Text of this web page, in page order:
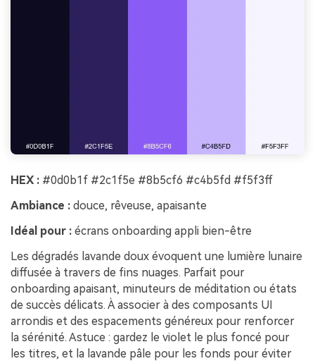
HEX : #0d0b1f #2c1f5e #8b5cf6 #c4b5fd #f5f3ff
Ambiance : douce, rêveuse, apaisante
Idéal pour : écrans onboarding appli bien-être
Les dégradés lavande doux évoquent une lumière lunaire
diffusée à travers de fins nuages. Parfait pour
onboarding apaisant, minuteurs de méditation ou états
de succès délicats. À associer à des composants UI
arrondis et des espacements généreux pour renforcer
la sérénité. Astuce : gardez le violet le plus foncé pour
les titres, et la lavande pâle pour les fonds pour éviter